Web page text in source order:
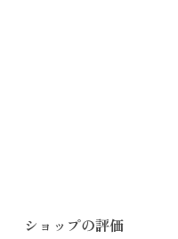
ショップの評価